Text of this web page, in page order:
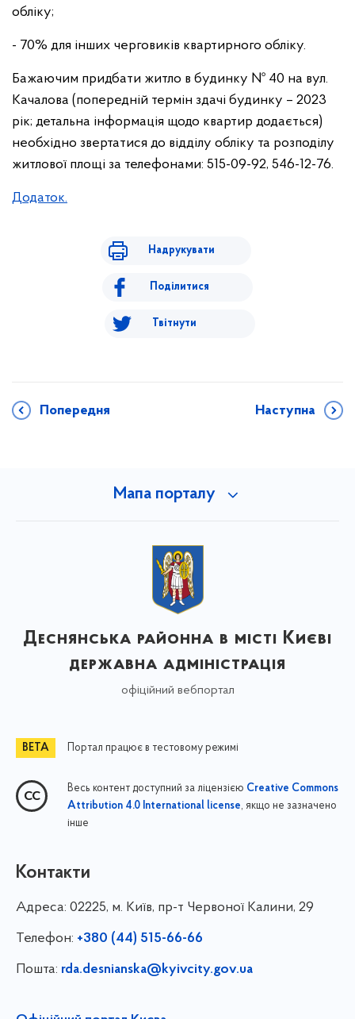
обліку;
- 70% для інших черговиків квартирного обліку.
Бажаючим придбати житло в будинку № 40 на вул.
Качалова (попередній термін здачі будинку – 2023
рік; детальна інформація щодо квартир додається)
необхідно звертатися до відділу обліку та розподілу
житлової площі за телефонами: 515-09-92, 546-12-76.
Додаток.
Надрукувати
Поділитися
Твітнути
Попередня Наступна
Мапа порталу
Деснянська районна в місті Києві
державна адміністрація
офіційний вебпортал
Портал працює в тестовому режимі
Весь контент доступний за ліцензією Creative Commons
Attribution 4.0 International license, якщо не зазначено
інше
Контакти
Адреса: 02225, м. Київ, пр-т Червоної Калини, 29
Телефон: +380 (44) 515-66-66
Пошта: rda.desnianska@kyivcity.gov.ua